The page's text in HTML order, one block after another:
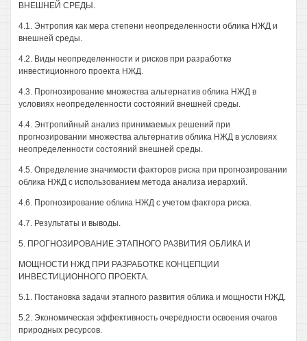
ВНЕШНЕЙ СРЕДЫ.
4.1. Энтропия как мера степени неопределенности облика НЖД и
внешней среды.
4.2. Виды неопределенности и рисков при разработке
инвестиционного проекта НЖД.
4.3. Прогнозирование множества альтернатив облика НЖД в
условиях неопределенности состояний внешней среды.
4.4. Энтропийный анализ принимаемых решений при
прогнозировании множества альтернатив облика НЖД в условиях
неопределенности состояний внешней среды.
4.5. Определение значимости факторов риска при прогнозировании
облика НЖД с использованием метода анализа иерархий.
4.6. Прогнозирование облика НЖД с учетом фактора риска.
4.7. Результаты и выводы.
5. ПРОГНОЗИРОВАНИЕ ЭТАПНОГО РАЗВИТИЯ ОБЛИКА И
МОЩНОСТИ НЖД ПРИ РАЗРАБОТКЕ КОНЦЕПЦИИ
ИНВЕСТИЦИОННОГО ПРОЕКТА.
5.1. Постановка задачи этапного развития облика и мощности НЖД.
5.2. Экономическая эффективность очередности освоения очагов
природных ресурсов.